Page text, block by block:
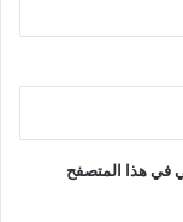
في هذا المتصفح